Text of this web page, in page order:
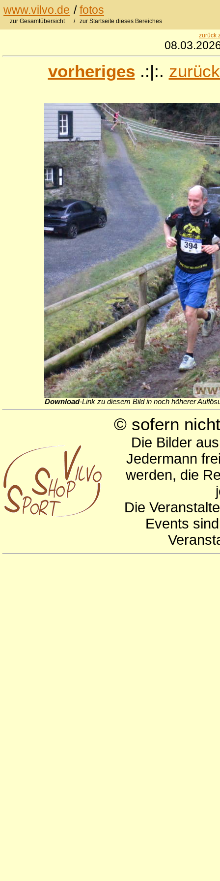
www.vilvo.de /fotos
zur Gesamtübersicht / zur Startseite dieses Bereiches
zurück
vorheriges .:|:.
Download-Link zu diesem Bild in noch höherer
© sofern
Die Bilder
Jedermann
werden, die
Die
Events